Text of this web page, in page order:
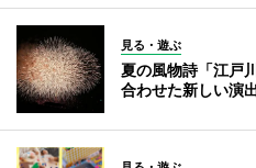
見る・遊ぶ
夏の風物詩「江戸
合わせた新しい演